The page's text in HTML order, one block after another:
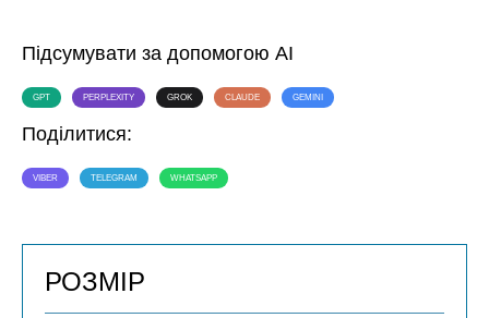
Підсумувати за допомогою AI
GPT PERPLEXITY GROK CLAUDE GEMINI
Поділитися:
VIBER TELEGRAM WHATSAPP
РОЗМІР